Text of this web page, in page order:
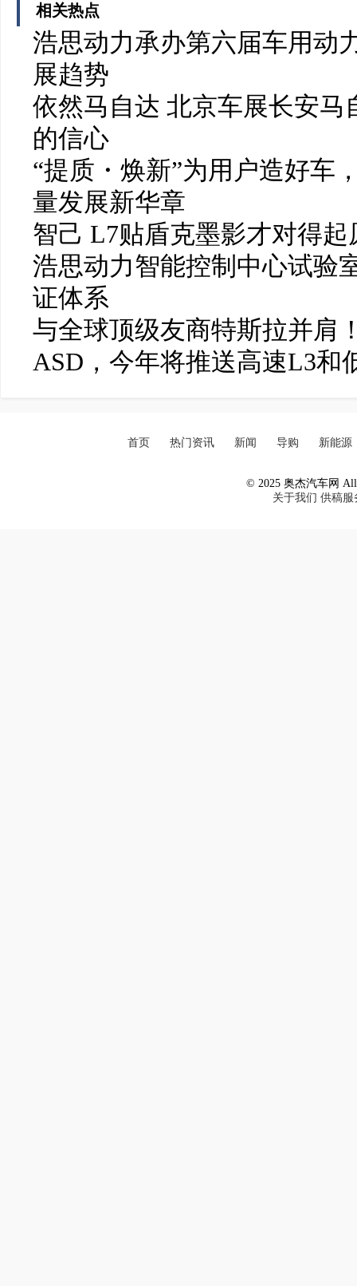
相关热点
浩思动力承办第六届车用动
展趋势
依然马自达 北京车展长安
的信心
“提质・焕新”为用户造好车
量发展新华章
智己 L7贴盾克墨影才对得起
浩思动力智能控制中心试验
证体系
与全球顶级友商特斯拉并肩
ASD，今年将推送高速L3和
首页 热门资讯 新闻 导购 新能源
© 2025 奥杰汽车网 All
关于我们 供稿服